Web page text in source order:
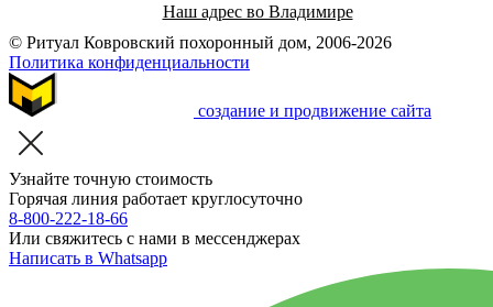
Наш адрес во Владимире
© Ритуал Ковровский похоронный дом, 2006-2026
Политика конфиденциальности
создание и продвижение сайта
Узнайте точную стоимость
Горячая линия работает круглосуточно
8-800-222-18-66
Или свяжитесь с нами в мессенджерах
Написать в Whatsapp